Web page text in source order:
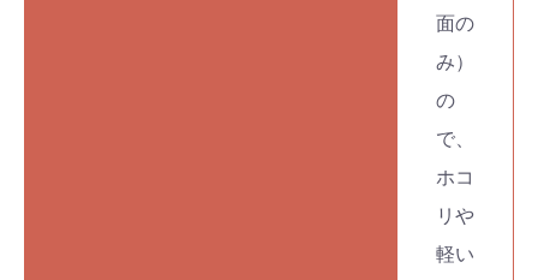
面の
み）
の
で、
ホコ
リや
軽い